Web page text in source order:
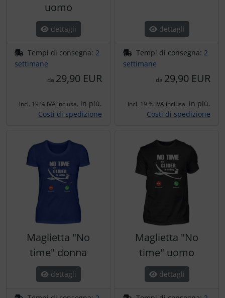
uomo
dettagli
Tempi di consegna: 2
settimane
da 29,90 EUR
incl. 19 % IVA inclusa. in più.
Costi di spedizione
dettagli
Tempi di consegna: 2
settimane
da 29,90 EUR
incl. 19 % IVA inclusa. in più.
Costi di spedizione
Maglietta "No
time" donna
dettagli
Maglietta "No
time" uomo
dettagli